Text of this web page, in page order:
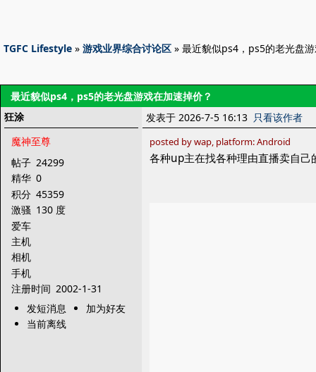
TGFC Lifestyle » 游戏业界综合讨论区 » 最近貌似ps4，ps5的老光盘
最近貌似ps4，ps5的老光盘游戏在加速掉价？
狂涂
魔神至尊
帖子 24299
精华 0
积分 45359
激骚 130 度
爱车
主机
相机
手机
注册时间 2002-1-31
发短消息
加为好友
当前离线
发表于 2026-7-5 16:13 只看该作者
posted by wap, platform: Android
各种up主在找各种理由直播卖自